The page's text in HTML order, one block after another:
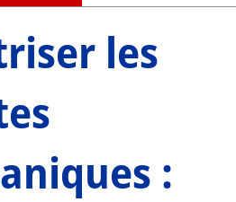
les
: